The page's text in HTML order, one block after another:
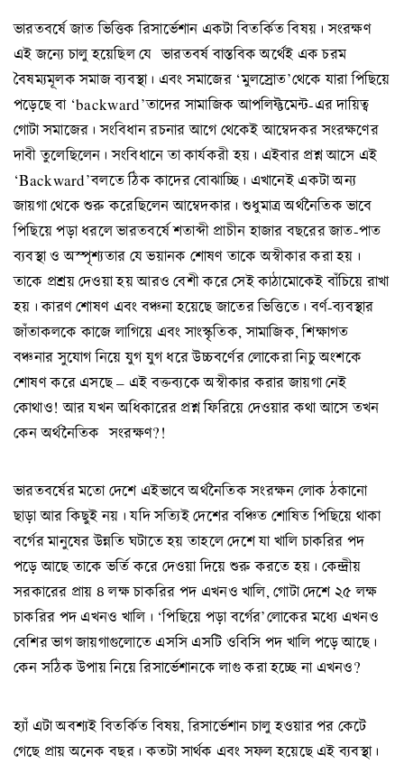
ভারতবর্ষে জাত ভিত্তিক রিসার্ভেশান একটা বিতর্কিত বিষয়। সংরক্ষণ
এই জন্যে চালু হয়েছিল যে ভারতবর্ষ বাস্তবিক অর্থেই এক চরম
বৈষম্যমূলক সমাজ ব্যবস্থা। এবং সমাজের ‘মুলস্রোত’থেকে যারা পিছিয়ে
পড়েছে বা ‘backward’তাদের সামাজিক আপলিফ্টমেন্ট-এর দায়িত্ব
গোটা সমাজের। সংবিধান রচনার আগে থেকেই আম্বেদকর সংরক্ষণের
দাবী তুলেছিলেন। সংবিধানে তা কার্যকরী হয়। এইবার প্রশ্ন আসে এই
‘Backward’বলতে ঠিক কাদের বোঝাচ্ছি। এখানেই একটা অন্য
জায়গা থেকে শুরু করেছিলেন আম্বেদকার। শুধুমাত্র অর্থনৈতিক ভাবে
পিছিয়ে পড়া ধরলে ভারতবর্ষে শতাব্দী প্রাচীন হাজার বছরের জাত-পাত
ব্যবস্থা ও অস্পৃশ্যতার যে ভয়ানক শোষণ তাকে অস্বীকার করা হয়।
তাকে প্রশ্রয় দেওয়া হয় আরও বেশী করে সেই কাঠামোকেই বাঁচিয়ে রাখা
হয়। কারণ শোষণ এবং বঞ্চনা হয়েছে জাতের ভিত্তিতে। বর্ণ-ব্যবস্থার
জাঁতাকলকে কাজে লাগিয়ে এবং সাংস্কৃতিক, সামাজিক, শিক্ষাগত
বঞ্চনার সুযোগ নিয়ে যুগ যুগ ধরে উচ্চবর্ণের লোকেরা নিচু অংশকে
শোষণ করে এসছে – এই বক্তব্যকে অস্বীকার করার জায়গা নেই
কোথাও! আর যখন অধিকারের প্রশ্ন ফিরিয়ে দেওয়ার কথা আসে তখন
কেন অর্থনৈতিক সংরক্ষণ?!
ভারতবর্ষের মতো দেশে এইভাবে অর্থনৈতিক সংরক্ষন লোক ঠকানো
ছাড়া আর কিছুই নয়। যদি সত্যিই দেশের বঞ্চিত শোষিত পিছিয়ে থাকা
বর্গের মানুষের উন্নতি ঘটাতে হয় তাহলে দেশে যা খালি চাকরির পদ
পড়ে আছে তাকে ভর্তি করে দেওয়া দিয়ে শুরু করতে হয়। কেন্দ্রীয়
সরকারের প্রায় ৪ লক্ষ চাকরির পদ এখনও খালি, গোটা দেশে ২৫ লক্ষ
চাকরির পদ এখনও খালি। ‘পিছিয়ে পড়া বর্গের’লোকের মধ্যে এখনও
বেশির ভাগ জায়গাগুলোতে এসসি এসটি ওবিসি পদ খালি পড়ে আছে।
কেন সঠিক উপায় নিয়ে রিসার্ভেশানকে লাগু করা হচ্ছে না এখনও?
হ্যাঁ এটা অবশ্যই বিতর্কিত বিষয়, রিসার্ভেশান চালু হওয়ার পর কেটে
গেছে প্রায় অনেক বছর। কতটা সার্থক এবং সফল হয়েছে এই ব্যবস্থা।